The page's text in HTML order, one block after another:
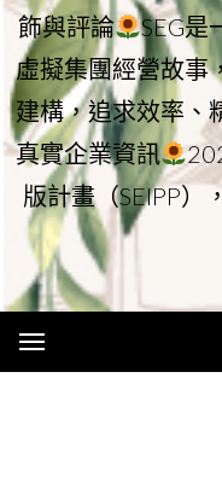
飾與評論
SEG是
虛擬集團經營故事
建構，追求效率、
真實企業資訊
版計畫（SEIPP）